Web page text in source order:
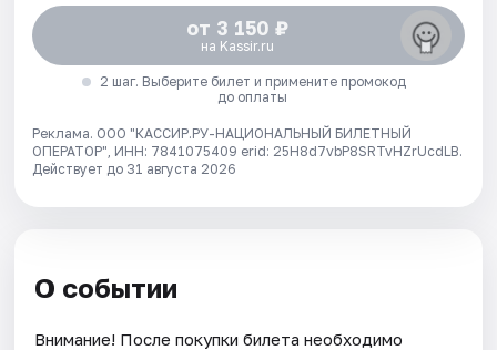
от 3 150 ₽
на Kassir.ru
2 шаг. Выберите билет и примените промокод
до оплаты
Реклама. ООО "КАССИР.РУ-НАЦИОНАЛЬНЫЙ БИЛЕТНЫЙ
ОПЕРАТОР", ИНН: 7841075409 erid: 25H8d7vbP8SRTvHZrUcdLB.
Действует до 31 августа 2026
О событии
Внимание! После покупки билета необходимо